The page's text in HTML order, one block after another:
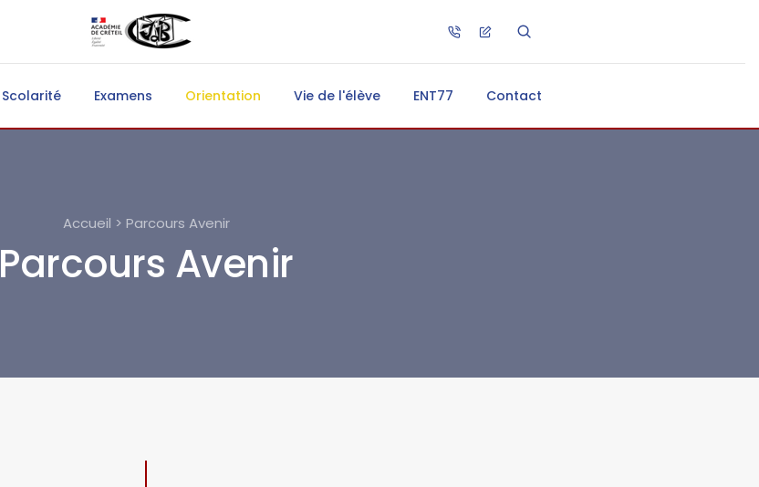
Scolarité Examens Orientation Vie de l'élève ENT77 Contact
Accueil > Parcours Avenir
Parcours Avenir